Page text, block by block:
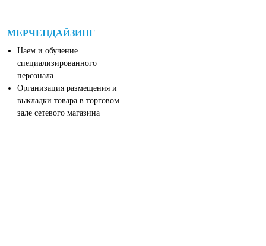
МЕРЧЕНДАЙЗИНГ
Наем и обучение
специализированного
персонала
Организация размещения и
выкладки товара в торговом
зале сетевого магазина